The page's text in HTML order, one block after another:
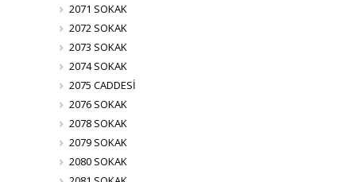
2071 SOKAK
2072 SOKAK
2073 SOKAK
2074 SOKAK
2075 CADDESİ
2076 SOKAK
2078 SOKAK
2079 SOKAK
2080 SOKAK